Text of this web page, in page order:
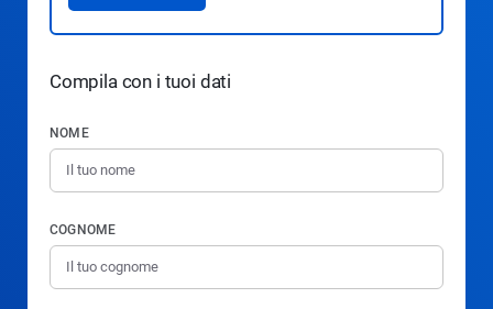
Compila con i tuoi dati
NOME
COGNOME